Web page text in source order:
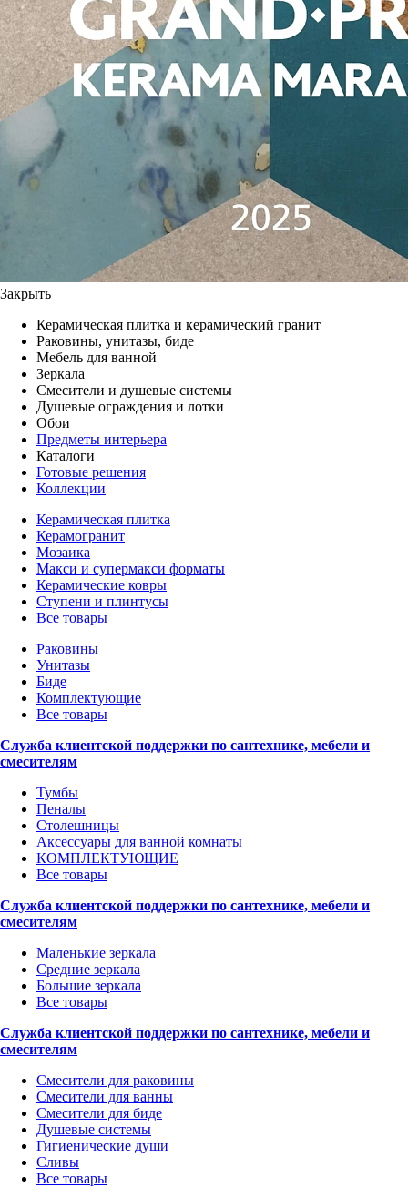
Закрыть
Керамическая плитка и керамический гранит
Раковины, унитазы, биде
Мебель для ванной
Зеркала
Смесители и душевые системы
Душевые ограждения и лотки
Обои
Предметы интерьера
Каталоги
Готовые решения
Коллекции
Керамическая плитка
Керамогранит
Мозаика
Макси и супермакси форматы
Керамические ковры
Ступени и плинтусы
Все товары
Раковины
Унитазы
Биде
Комплектующие
Все товары
Служба клиентской поддержки по сантехнике, мебели и
смесителям
Тумбы
Пеналы
Столешницы
Аксессуары для ванной комнаты
КОМПЛЕКТУЮЩИЕ
Все товары
Служба клиентской поддержки по сантехнике, мебели и
смесителям
Маленькие зеркала
Средние зеркала
Большие зеркала
Все товары
Служба клиентской поддержки по сантехнике, мебели и
смесителям
Смесители для раковины
Смесители для ванны
Смесители для биде
Душевые системы
Гигиенические души
Сливы
Все товары